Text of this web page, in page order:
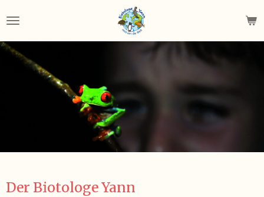
Hauptinhalt
springen
Der Biotologe Yann